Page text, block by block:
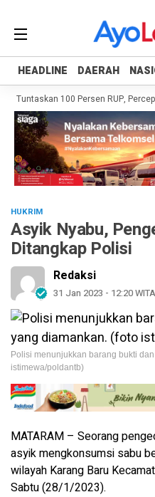
HEADLINE DAERAH
HEADLINE DAERAH
Tuntaskan 100 Persen RUP,
HUKRIM
Asyik Nyabu,
Ditangkap Polisi
Redaksi
31 Jan 2023 - 12:20 WITA
Polisi menunjukkan barang bukti
istimewa/poldantb)
MATARAM – Seorang
asyik mengkonsumsi sabu
wilayah Karang Baru
Sabtu (28/1/2023).